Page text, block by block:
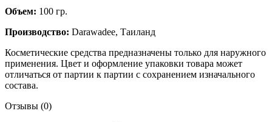
Объем: 100 гр.
Производство: Darawadee, Таиланд
Косметические средства предназначены только для наружного
применения. Цвет и оформление упаковки товара может
отличаться от партии к партии с сохранением изначального
состава.
Отзывы (0)